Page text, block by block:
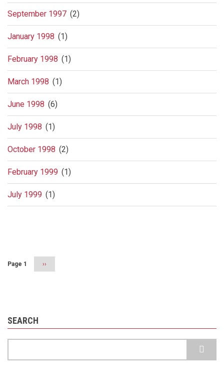
September 1997 (2)
January 1998 (1)
February 1998 (1)
March 1998 (1)
June 1998 (6)
July 1998 (1)
October 1998 (2)
February 1999 (1)
July 1999 (1)
Page 1
Next
page
››
SEARCH